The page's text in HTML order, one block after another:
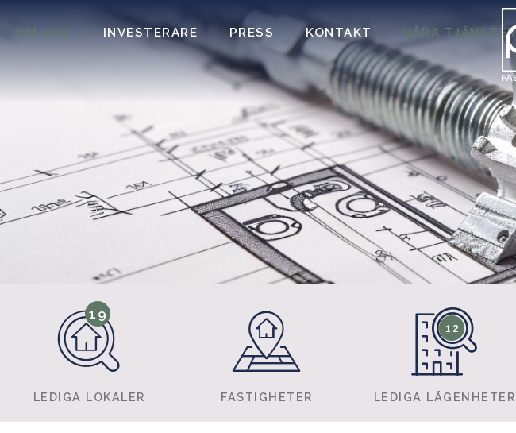
OM OSS INVESTERARE PRESS KONTAKT VÅRA TJÄNSTER
LEDIGA LOKALER
19
FASTIGHETER LEDIGA LÄGENHETER
12